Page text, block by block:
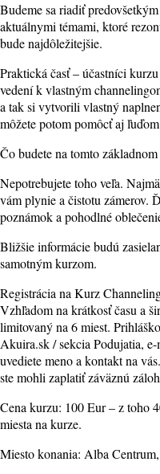
Budeme sa riadiť
aktuálnymi témami, ktoré
bude najdôležitejšie.
Praktická časť – účastníci
vedení k vlastným
a tak si vytvorili vlastný
môžete potom pomôcť aj
Čo budete na tomto
Nepotrebujete toho veľa.
vám plynie a čistotu zámerov.
poznámok a pohodlné
Bližšie informácie budú
samotným kurzom.
Registrácia na Kurz
Vzhľadom na krátkosť času a
limitovaný na 6 miest.
Akuira.sk / sekcia Podujatia,
uvediete meno a kontakt na
ste mohli zaplatiť záväznú
Cena kurzu: 100 Eur – z toho
miesta na kurze.
Miesto konania: Alba